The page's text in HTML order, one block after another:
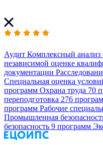
Аудит Комплексный анализ
независимой оценке
документации
Специальная оценка
программ Охрана труда 70
переподготовка 276
программ Рабочие
Промышленная
безопасность 9 программ